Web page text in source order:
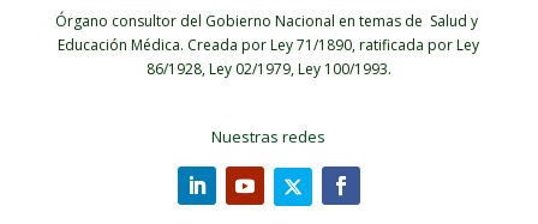
Órgano consultor del Gobierno Nacional en temas de Salud y
Educación Médica. Creada por Ley 71/1890, ratificada por Ley
86/1928, Ley 02/1979, Ley 100/1993.
Nuestras redes